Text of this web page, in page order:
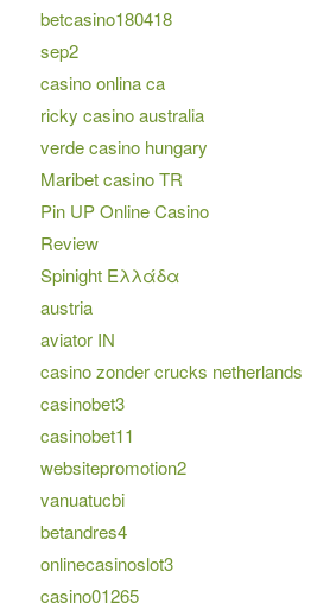
betcasino180418
sep2
casino onlina ca
ricky casino australia
verde casino hungary
Maribet casino TR
Pin UP Online Casino
Review
Spinight Ελλάδα
austria
aviator IN
casino zonder crucks netherlands
casinobet3
casinobet11
websitepromotion2
vanuatucbi
betandres4
onlinecasinoslot3
casino01265